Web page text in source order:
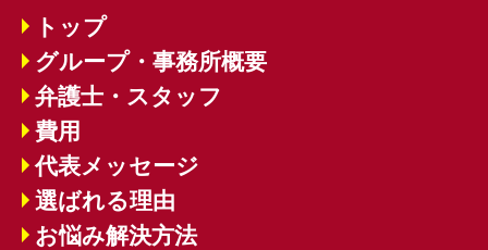
トップ
グループ・事務所概要
弁護士・スタッフ
費用
代表メッセージ
選ばれる理由
お悩み解決方法